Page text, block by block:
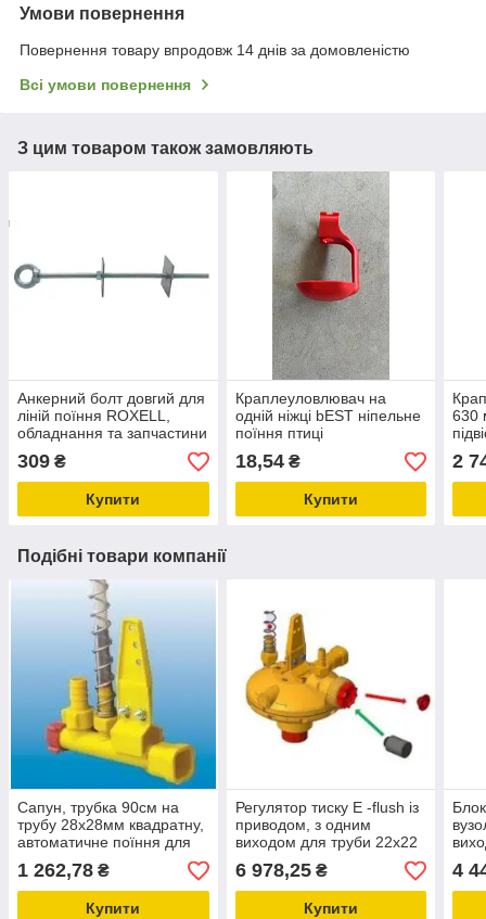
Умови повернення
Повернення товару впродовж 14 днів за домовленістю
Всі умови повернення
З цим товаром також замовляють
Анкерний болт довгий для
ліній поїння ROXELL,
обладнання та запчастини
для птахівництва
309 ₴
Купити
Краплеуловлювач на
одній ніжці bEST ніпельне
поїння птиці
18,54₴
Купити
630
2
Подібні товари компанії
Сапун, трубка 90см на
трубу 28x28мм квадратну,
автоматичне поїння для
1 262,78 ₴
Купити
Регулятор тиску E -flush із
приводом, з одним
виходом для труби 22x22
мм, система для поїння
курей
6 978,25₴
Купити
4